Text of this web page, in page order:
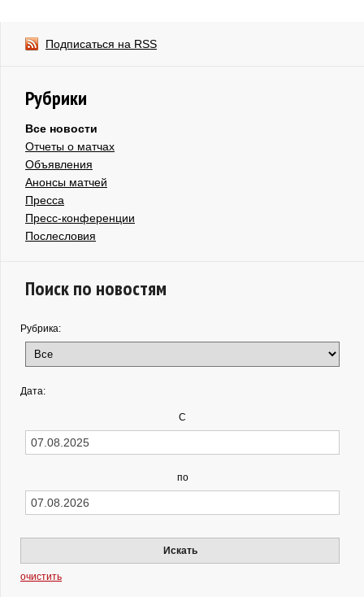
Подписаться на RSS
Рубрики
Все новости
Отчеты о матчах
Объявления
Анонсы матчей
Пресса
Пресс-конференции
Послесловия
Поиск по новостям
Рубрика:
Дата:
С
по
Искать
очистить